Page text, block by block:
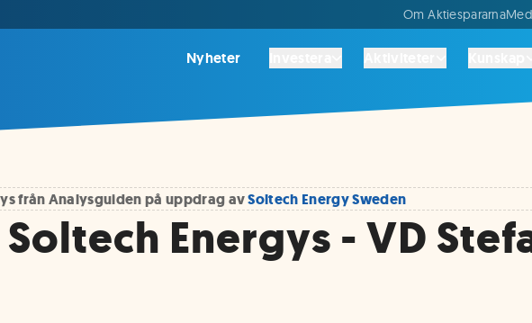
Om Aktiespararna
Nyheter
från Analysguiden på uppdrag avSoltech Energy Sweden
Energys - VD